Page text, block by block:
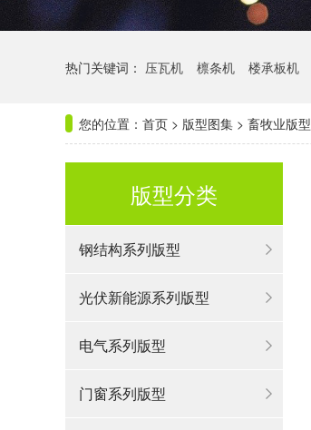
热门关键词： 压瓦机 檩条机 楼承板机
您的位置： 首页 > 版型图集 > 畜牧业版型
版型分类
钢结构系列版型
光伏新能源系列版型
电气系列版型
门窗系列版型